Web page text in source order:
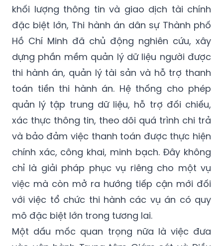
khối lượng thông tin và giao dịch tài chính
đặc biệt lớn, Thi hành án dân sự Thành phố
Hồ Chí Minh đã chủ động nghiên cứu, xây
dựng phần mềm quản lý dữ liệu người được
thi hành án, quản lý tài sản và hỗ trợ thanh
toán tiền thi hành án. Hệ thống cho phép
quản lý tập trung dữ liệu, hỗ trợ đối chiếu,
xác thực thông tin, theo dõi quá trình chi trả
và bảo đảm việc thanh toán được thực hiện
chính xác, công khai, minh bạch. Đây không
chỉ là giải pháp phục vụ riêng cho một vụ
việc mà còn mở ra hướng tiếp cận mới đối
với việc tổ chức thi hành các vụ án có quy
mô đặc biệt lớn trong tương lai.
Một dấu mốc quan trọng nữa là việc đưa